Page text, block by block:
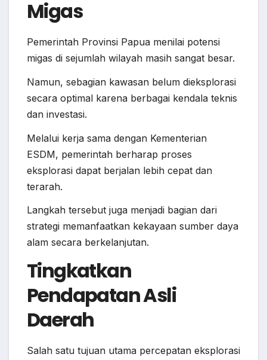
Migas
Pemerintah Provinsi Papua menilai potensi
migas di sejumlah wilayah masih sangat besar.
Namun, sebagian kawasan belum dieksplorasi
secara optimal karena berbagai kendala teknis
dan investasi.
Melalui kerja sama dengan Kementerian
ESDM, pemerintah berharap proses
eksplorasi dapat berjalan lebih cepat dan
terarah.
Langkah tersebut juga menjadi bagian dari
strategi memanfaatkan kekayaan sumber daya
alam secara berkelanjutan.
Tingkatkan
Pendapatan Asli
Daerah
Salah satu tujuan utama percepatan eksplorasi